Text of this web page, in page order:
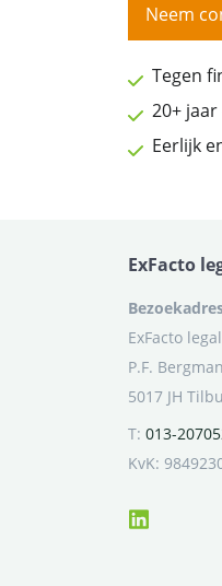
Neem
Tegen
20+
Eerlijk
ExFacto
ExFacto
P.F.
5017 JH
T: 013-
KvK: